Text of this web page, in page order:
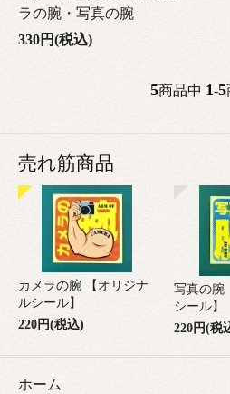
ラの腕・写真の腕
330円(税込)
5商品中 1-5
売れ筋商品
カメラの腕 【オリジナ
ルシール】
220円(税込)
写真の腕
シール】
220円(税
ホーム